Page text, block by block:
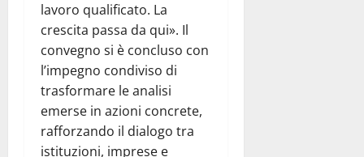
lavoro qualificato. La
crescita passa da qui». Il
convegno si è concluso con
l’impegno condiviso di
trasformare le analisi
emerse in azioni concrete,
rafforzando il dialogo tra
istituzioni, imprese e